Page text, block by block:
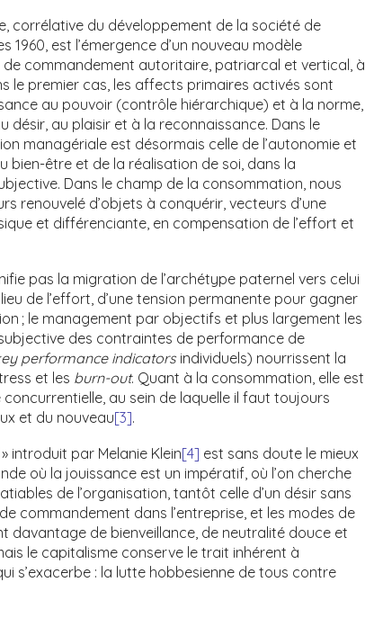
corrélative du développement de la société de
est l’émergence d’un nouveau modèle
commandement autoritaire, patriarcal et vertical, à
le premier cas, les affects primaires activés sont
au pouvoir (contrôle hiérarchique) et à la norme,
désir, au plaisir et à la reconnaissance. Dans le
managériale est désormais celle de l’autonomie et
bien-être et de la réalisation de soi, dans la
Dans le champ de la consommation, nous
renouvelé d’objets à conquérir, vecteurs d’une
et différenciante, en compensation de l’effort et
pas la migration de l’archétype paternel vers celui
de l’effort, d’une tension permanente pour gagner
; le management par objectifs et plus largement les
des contraintes de performance de
performance indicators individuels) nourrissent la
et les burn-out. Quant à la consommation, elle est
concurrentielle, au sein de laquelle il faut toujours
et du nouveau[3].
introduit par Melanie Klein[4] est sans doute le mieux
où la jouissance est un impératif, où l’on cherche
de l’organisation, tantôt celle d’un désir sans
commandement dans l’entreprise, et les modes de
davantage de bienveillance, de neutralité douce et
le capitalisme conserve le trait inhérent à
s’exacerbe : la lutte hobbesienne de tous contre